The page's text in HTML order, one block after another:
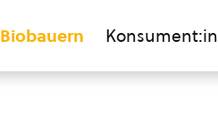
Biobauern Konsument:in